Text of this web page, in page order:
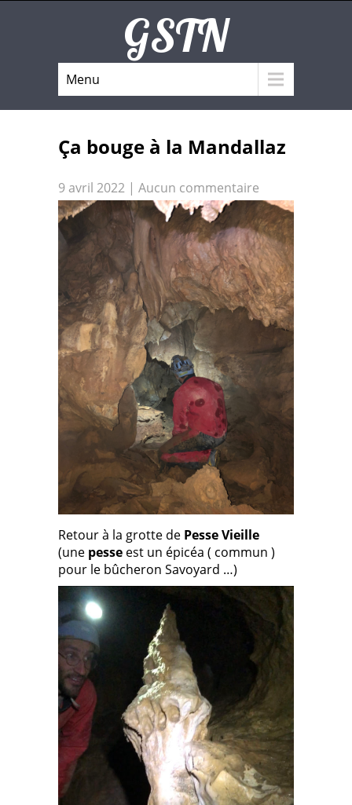
GSTN
Menu
Ça bouge à la Mandallaz
9 avril 2022 | Aucun commentaire
Retour à la grotte de Pesse Vieille
(une pesse est un épicéa ( commun )
pour le bûcheron Savoyard …)